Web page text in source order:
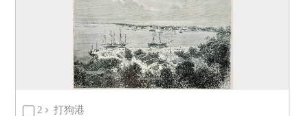
2 打狗港